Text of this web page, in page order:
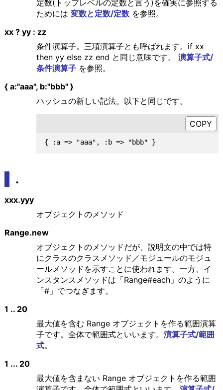
定数(トップレベルの定数と言う)を確実に参照する
ためには 変数と定数/定数を参照。
xx ? yy : zz
条件演算子。三項演算子とも呼ばれます。if xx
then yy else zz end と同じ意味です。 演算子式/
条件演算子を参照。
{ a:"aaa", b:"bbb" }
ハッシュの新しい記法。以下と同じです。
.
xxx.yyy
オブジェクトのメソッド
Range.new
オブジェクトのメソッドだが、説明文の中では特
にクラスのクラスメソッド／モジュールのモジュ
ールメソッドを示すことに使われます。一方、イ
ンスタンスメソッドは「Range#each」のように
「#」でつなぎます。
1 .. 20
最大値を含む Range オブジェクトを作る範囲演算
子です。全体で範囲式といいます。 演算子式/範囲
式。
1 ... 20
最大値を含まない Range オブジェクトを作る範囲